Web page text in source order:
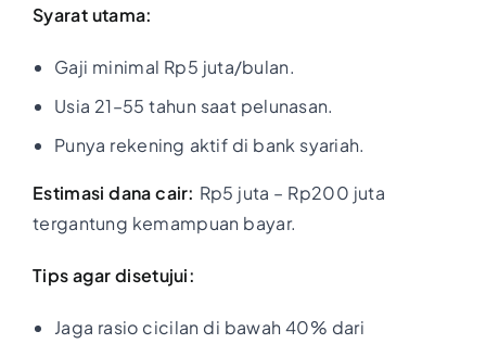
Syarat utama:
Gaji minimal Rp5 juta/bulan.
Usia 21–55 tahun saat pelunasan.
Punya rekening aktif di bank syariah.
Estimasi dana cair: Rp5 juta – Rp200 juta
tergantung kemampuan bayar.
Tips agar disetujui:
Jaga rasio cicilan di bawah 40% dari